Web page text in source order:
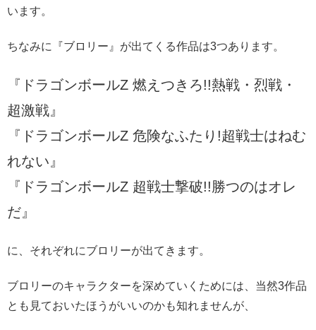
います。
ちなみに『ブロリー』が出てくる作品は3つあります。
『ドラゴンボールZ 燃えつきろ!!熱戦・烈戦・
超激戦』
『ドラゴンボールZ 危険なふたり!超戦士はねむ
れない』
『ドラゴンボールZ 超戦士撃破!!勝つのはオレ
だ』
に、それぞれにブロリーが出てきます。
ブロリーのキャラクターを深めていくためには、当然3作品
とも見ておいたほうがいいのかも知れませんが、